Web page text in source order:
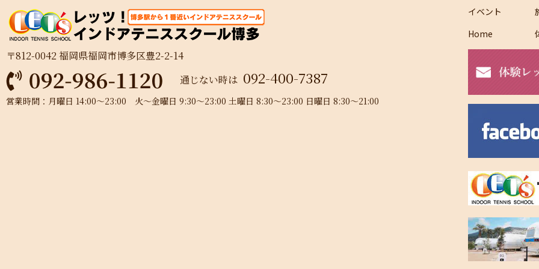
〒812-0042 福岡県福岡市博多区豊2-2-14
通じない時は 092-400-7387
営業時間：月曜日 14:00～23:00 火～金曜日 9:30～23:00 土曜日 8:30～23:00 日曜日 8:30～21:00
イベント
Home